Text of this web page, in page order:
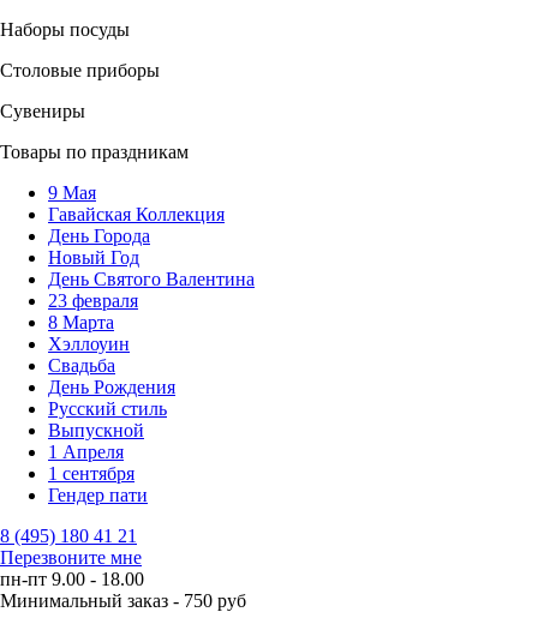
Наборы посуды
Столовые приборы
Сувениры
Товары по праздникам
9 Мая
Гавайская Коллекция
День Города
Новый Год
День Святого Валентина
23 февраля
8 Марта
Хэллоуин
Свадьба
День Рождения
Русский стиль
Выпускной
1 Апреля
1 сентября
Гендер пати
8 (495) 180 41 21
Перезвоните мне
пн-пт 9.00 - 18.00
Минимальный заказ - 750 руб